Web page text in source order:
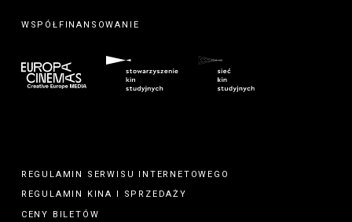
WSPÓŁFINANSOWANIE
REGULAMIN SERWISU INTERNETOWEGO
REGULAMIN
KINA
SPRZEDAŻY
CENY BILETÓW